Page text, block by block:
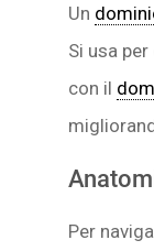
Un
Si usa
con il
Per